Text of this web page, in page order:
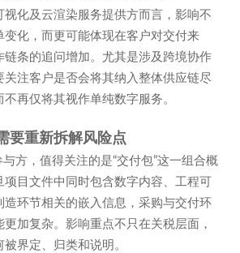
视化及云渲染服务提供方而言，影响不
变化，而更可能体现在客户对交付来
链条的追问增加。尤其是涉及跨境协作
关注客户是否会将其纳入整体供应链尽
再仅将其视作单纯数字服务。
要重新拆解风险点
方，值得关注的是“交付包”这一组合概
项目文件中同时包含数字内容、工程可
造环节相关的嵌入信息，采购与交付环
加复杂。影响重点不只在关税层面，
界定、归类和说明。